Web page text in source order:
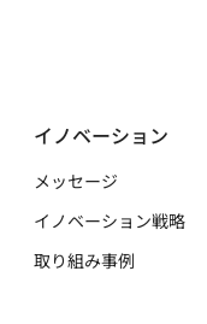
イノベーション
メッセージ
イノベーション戦略
取り組み事例